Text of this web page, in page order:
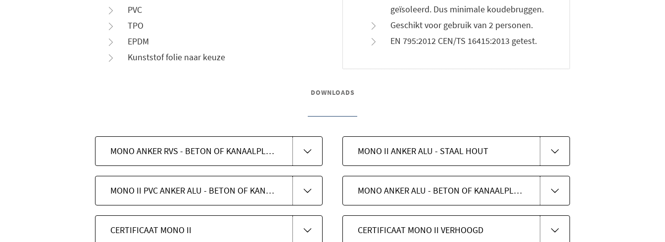
PVC
TPO
EPDM
Kunststof folie naar keuze
geïsoleerd. Dus minimale koudebruggen.
Geschikt voor gebruik van 2 personen.
EN 795:2012 CEN/TS 16415:2013 getest.
DOWNLOADS
MONO ANKER RVS - BETON OF KANAALPLAAT MONO II ANKER ALU - STAAL HOUT
MONO II PVC ANKER ALU - BETON OF KANAALPLAAT MONO ANKER ALU - BETON OF KANAALPLAAT
CERTIFICAAT MONO II CERTIFICAAT MONO II VERHOOGD